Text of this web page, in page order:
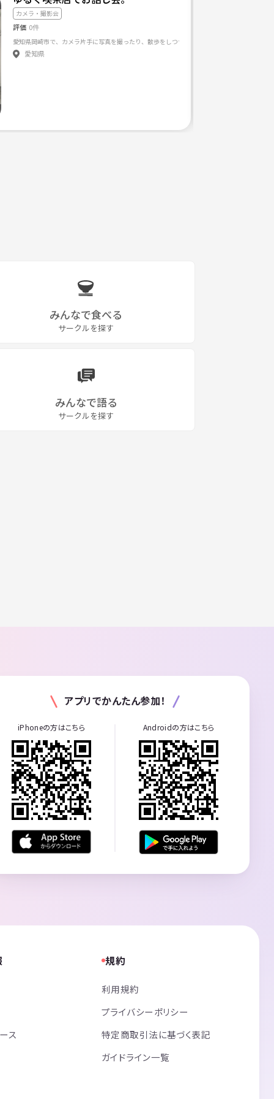
1人でじっくり写真を撮ることは好き！ …でも共有できる人がいたら もっと楽しいだろうな〜！ ふ
カメラ・撮影会
評価 0件
愛知県岡崎市で、カメラ片手に写真を撮ったり、散歩をしつつ、休憩にatthetableで、お話し
愛知県
みんなで食べる
サークルを探す
みんなで語る
サークルを探す
アプリでかんたん参加！
iPhoneの方はこちら Androidの方はこちら
ス
規約
利用規約
プライバシーポリシー
特定商取引法に基づく表記
ガイドライン一覧